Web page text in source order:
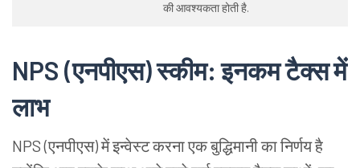
की आवश्यकता होती है.
NPS (एनपीएस) स्कीम: इनकम टैक्स में
लाभ
NPS(एनपीएस)में इन्वेस्ट करना एक बुद्धिमानी का निर्णय है